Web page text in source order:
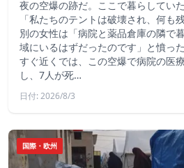
夜の空爆の跡だ。ここで暮らしてい
「私たちのテントは破壊され、何も
別の女性は「病院と薬品倉庫の隣で
域にいるはずだったのです」と憤っ
すぐ近くでは、この空爆で病院の医
し、7人が死…
日付: 2026/8/3
国際・欧州